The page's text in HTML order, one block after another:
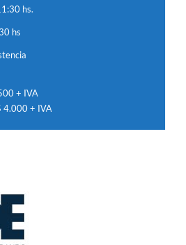
hs.
hs
+ IVA
4.000 + IVA